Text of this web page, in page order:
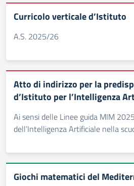
Curricolo verticale d’Istituto
A.S. 2025/26
Atto di indirizzo per la
d’Istituto per l’Intelligenza
Ai sensi delle Linee guida MIM
dell’Intelligenza Artificiale nella
Giochi matematici del